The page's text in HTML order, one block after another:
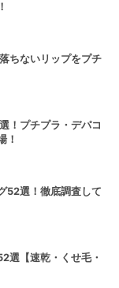
ちないリップをプチ
！プチプラ・デパコ
！
52選！徹底調査して
選【速乾・くせ毛・